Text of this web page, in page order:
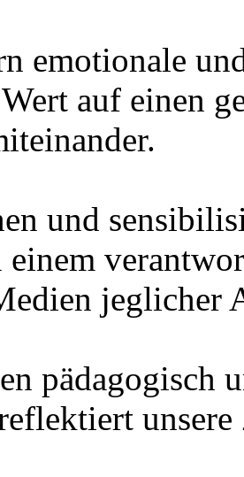
emotionale
auf einen
und
einem
jeglicher
pädagogisch
unsere